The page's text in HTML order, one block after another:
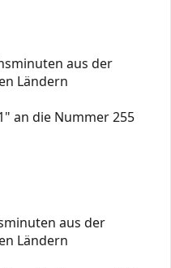
aus der
Ländern
an die Nummer 255
aus der
Ländern